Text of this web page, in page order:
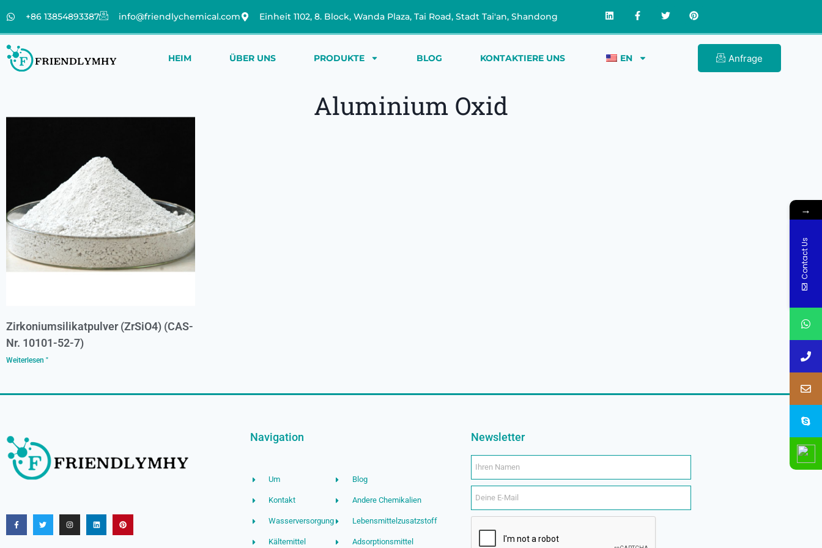
+86 13854893387 info@friendlychemical.com Einheit 1102, 8. Block, Wanda Plaza, Tai Road, Stadt Tai'an, Shandong
HEIM ÜBER UNS PRODUKTE BLOG KONTAKTIERE UNS EN Anfrage
Aluminium Oxid
Zirkoniumsilikatpulver (ZrSiO4) (CAS-
Nr. 10101-52-7)
Weiterlesen "
Navigation
Um
Kontakt
Wasserversorgung
Kältemittel
Blog
Andere Chemikalien
Lebensmittelzusatzstoff
Adsorptionsmittel
Newsletter
→
Contact Us